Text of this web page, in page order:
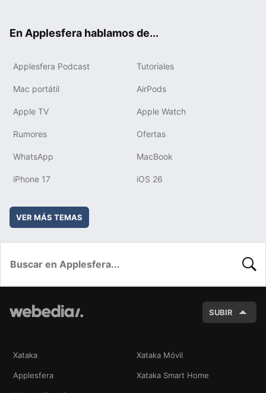
En Applesfera hablamos de...
Applesfera Podcast Tutoriales
Mac portátil AirPods
Apple TV Apple Watch
Rumores Ofertas
WhatsApp MacBook
iPhone 17 iOS 26
VER MÁS TEMAS
SUBIR
Xataka Xataka Móvil
Applesfera Xataka Smart Home